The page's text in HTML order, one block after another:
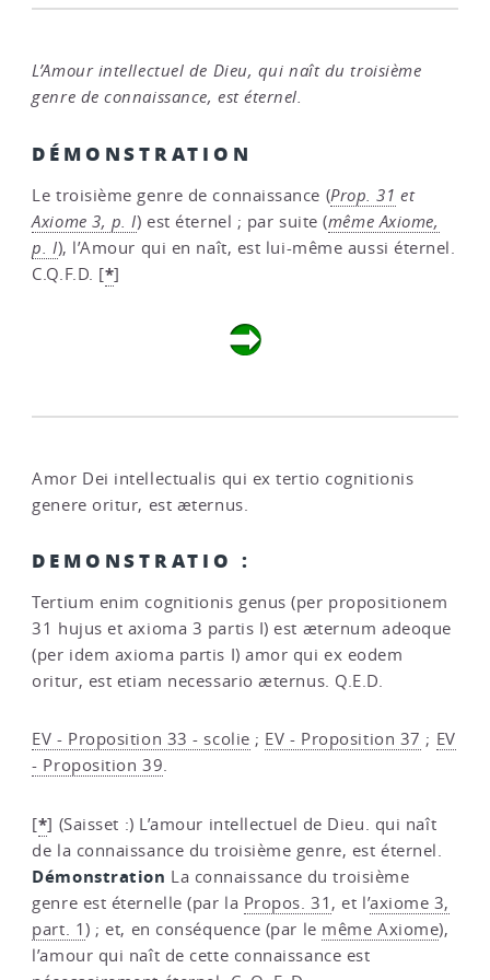
L’Amour intellectuel de Dieu, qui naît du troisième
genre de connaissance, est éternel.
DÉMONSTRATION
Le troisième genre de connaissance (Prop. 31 et
Axiome 3, p. I) est éternel ; par suite (même Axiome,
p. I), l’Amour qui en naît, est lui-même aussi éternel.
C.Q.F.D. [*]
Amor Dei intellectualis qui ex tertio cognitionis
genere oritur, est æternus.
DEMONSTRATIO :
Tertium enim cognitionis genus (per propositionem
31 hujus et axioma 3 partis I) est æternum adeoque
(per idem axioma partis I) amor qui ex eodem
oritur, est etiam necessario æternus. Q.E.D.
EV - Proposition 33 - scolie ; EV - Proposition 37 ; EV
- Proposition 39.
[*] (Saisset :) L’amour intellectuel de Dieu. qui naît
de la connaissance du troisième genre, est éternel.
Démonstration La connaissance du troisième
genre est éternelle (par la Propos. 31 , et l’axiome 3,
part. 1) ; et, en conséquence (par le même Axiome),
l’amour qui naît de cette connaissance est